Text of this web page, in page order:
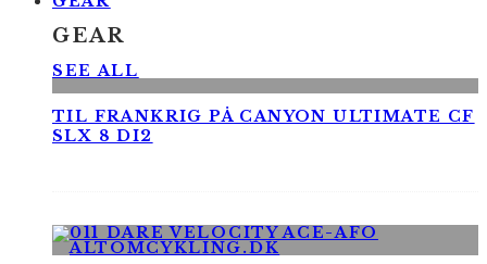
GEAR
SEE ALL
TIL FRANKRIG PÅ CANYON ULTIMATE CF
SLX 8 DI2